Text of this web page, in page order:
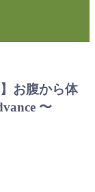
お腹から体
〜